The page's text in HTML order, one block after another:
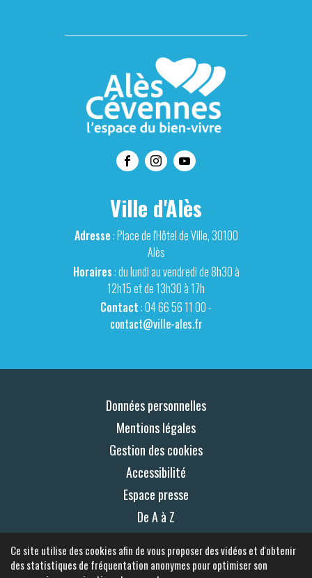
Ce site utilise des cookies afin de vous proposer des vidéos et d'obtenir
des statistiques de fréquentation anonymes pour optimiser son
Ville d'Alès
Adresse: Place de l'Hôtel de Ville, 30100
Alès
Horaires: du lundi au vendredi de 8h30 à
12h15 et de 13h30 à 17h
Contact: 04 66 56 11 00 -
contact@ville-ales.fr
Données personnelles
Mentions légales
Gestion des cookies
Accessibilité
Espace presse
De A à Z
Plan du site
Contact